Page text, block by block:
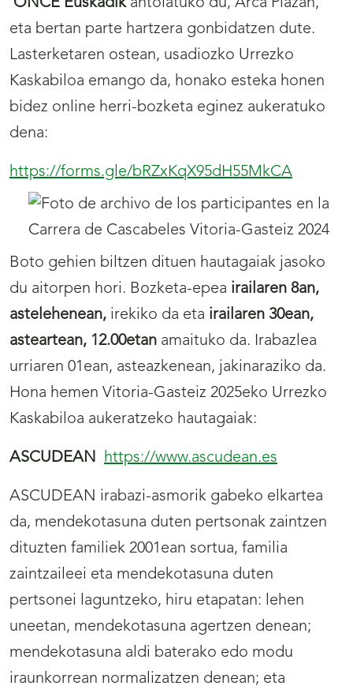
ONCE Euskadikantolatuko du, Arca Plazan,
eta bertan parte hartzera gonbidatzen dute.
Lasterketaren ostean, usadiozko Urrezko
Kaskabiloa emango da, honako esteka honen
bidez online herri-bozketa eginez aukeratuko
dena:
https://forms.gle/bRZxKqX95dH55MkCA
Boto gehien biltzen dituen hautagaiak jasoko
du aitorpen hori. Bozketa-epea irailaren 8an,
astelehenean, irekiko da eta irailaren 30ean,
asteartean, 12.00etan amaituko da. Irabazlea
urriaren 01ean, asteazkenean, jakinaraziko da.
Hona hemen Vitoria-Gasteiz 2025eko Urrezko
Kaskabiloa aukeratzeko hautagaiak:
ASCUDEAN https://www.ascudean.es
ASCUDEAN irabazi-asmorik gabeko elkartea
da, mendekotasuna duten pertsonak zaintzen
dituzten familiek 2001ean sortua, familia
zaintzaileei eta mendekotasuna duten
pertsonei laguntzeko, hiru etapatan: lehen
uneetan, mendekotasuna agertzen denean;
mendekotasuna aldi baterako edo modu
iraunkorrean normalizatzen denean; eta